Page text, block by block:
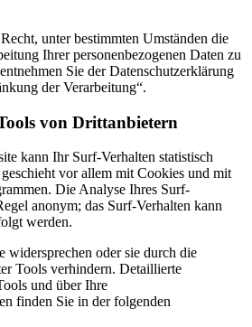
unter bestimmten Umständen die
Ihrer personenbezogenen Daten zu
Sie der Datenschutzerklärung
der Verarbeitung“.
von Drittanbietern
kann Ihr Surf-Verhalten statistisch
vor allem mit Cookies und mit
Die Analyse Ihres Surf-
anonym; das Surf-Verhalten kann
werden.
widersprechen oder sie durch die
Tools verhindern. Detaillierte
und über Ihre
finden Sie in der folgenden